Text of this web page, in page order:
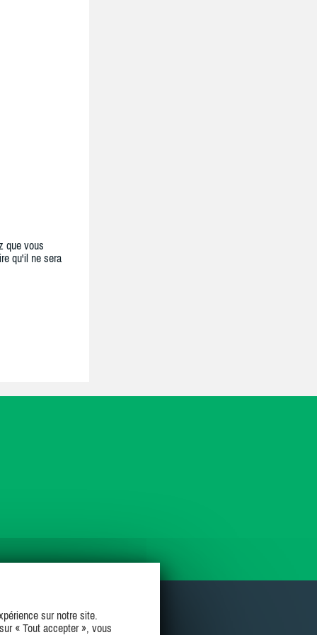
que vous
qu'il ne sera
sur notre site.
« Tout accepter », vous